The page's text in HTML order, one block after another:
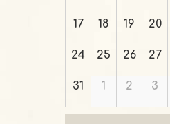
17 18 19 20
24 25 26 27
31 1 2 3